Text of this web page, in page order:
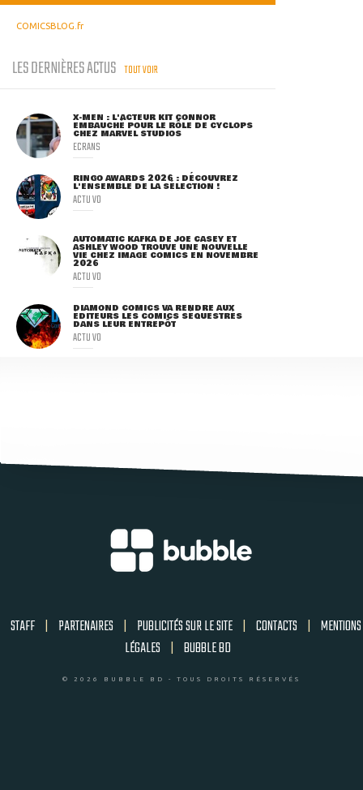
COMICSBLOG.fr
LES DERNIÈRES ACTUS TOUT VOIR
X-MEN : L'ACTEUR KIT CONNOR
EMBAUCHÉ POUR LE RÔLE DE CYCLOPS
CHEZ MARVEL STUDIOS
ECRANS
RINGO AWARDS 2026 : DÉCOUVREZ
L'ENSEMBLE DE LA SÉLECTION !
ACTU VO
AUTOMATIC KAFKA DE JOE CASEY ET
ASHLEY WOOD TROUVE UNE NOUVELLE
VIE CHEZ IMAGE COMICS EN NOVEMBRE
2026
ACTU VO
DIAMOND COMICS VA RENDRE AUX
ÉDITEURS LES COMICS SÉQUESTRÉS
DANS LEUR ENTREPÔT
ACTU VO
STAFF | PARTENAIRES | PUBLICITÉS SUR LE SITE | CONTACTS | MENTIONS
LÉGALES | BUBBLE BD
© 2026 BUBBLE BD - TOUS DROITS RÉSERVÉS